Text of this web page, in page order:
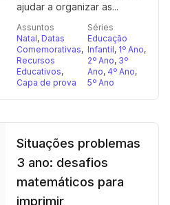
ajudar a organizar as...
Assuntos
Natal, Datas
Comemorativas,
Recursos
Educativos,
Capa de prova
Séries
Educação
Infantil, 1º Ano,
2º Ano, 3º
Ano, 4º Ano,
5º Ano
Situações problemas
3 ano: desafios
matemáticos para
imprimir